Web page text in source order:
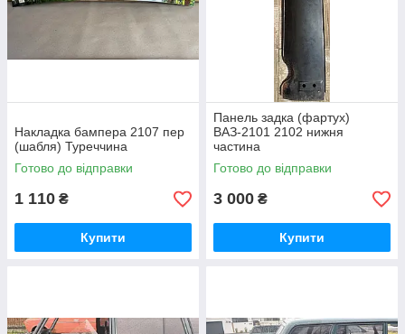
Накладка бампера 2107 пер
(шабля) Туреччина
Готово до відправки
1 110 ₴
Купити
Панель задка (фартух)
ВАЗ-2101 2102 нижня
частина
Готово до відправки
3 000 ₴
Купити